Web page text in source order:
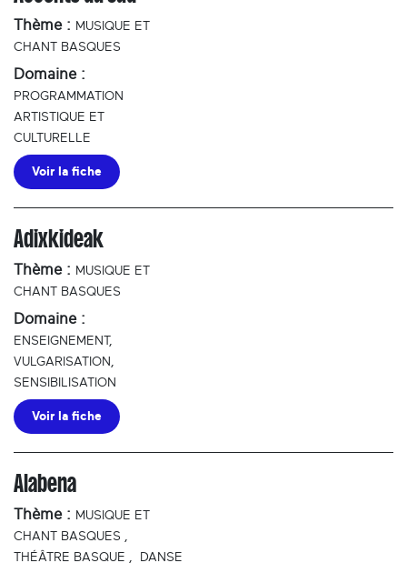
Thème : MUSIQUE ET
CHANT BASQUES
Domaine :
PROGRAMMATION
ARTISTIQUE ET
CULTURELLE
Voir la fiche
Adixkideak
Thème : MUSIQUE ET
CHANT BASQUES
Domaine :
ENSEIGNEMENT,
VULGARISATION,
SENSIBILISATION
Voir la fiche
Alabena
Thème : MUSIQUE ET
CHANT BASQUES ,
THÉÂTRE BASQUE ,
DANSE